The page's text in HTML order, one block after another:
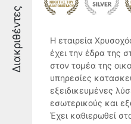
Διακριθέντες
Η εταιρεία
έχει την έδρα της
στον τομέα της
υπηρεσίες
εξειδικευμένες
εσωτερικούς και
Έχει καθιερωθεί